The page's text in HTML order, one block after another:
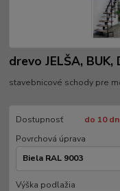
drevo JELŠA, BUK,
stavebnicové schody pre
Dostupnosť
do 10
Povrchová úprava
Výška podlažia